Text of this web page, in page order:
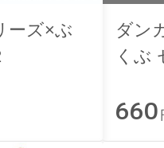
ーズ×ぶ
ダン
くぶ
660